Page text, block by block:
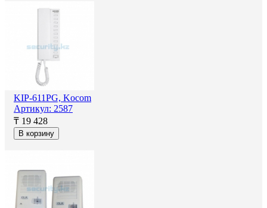
KIP-611PG, Kocom
Артикул: 2587
₸ 19 428
В корзину